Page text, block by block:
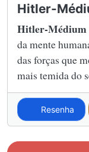
Hitler-
Hitler-Médium
da mente
das forças que
mais temida do
Resenha